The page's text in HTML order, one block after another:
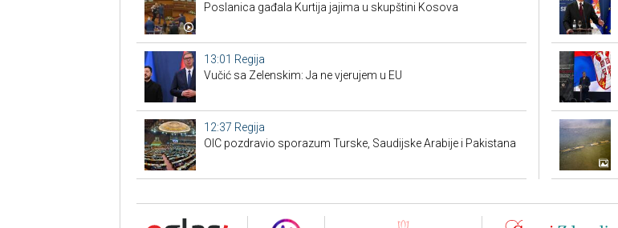
Poslanica gađala Kurtija jajima u skupštini Kosova
13:01 Regija
Vučić sa Zelenskim: Ja ne vjerujem u EU
12:37 Regija
OIC pozdravio sporazum Turske, Saudijske Arabije i Pakistana